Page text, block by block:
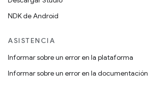
NDK de Android
ASISTENCIA
Informar sobre un error en la plataforma
Informar sobre un error en la documentación